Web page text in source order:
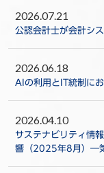
2026.07.21
公認会計士が会計シ
2026.06.18
AIの利用とIT統制に
2026.04.10
サステナビリティ情
響（2025年8月）―